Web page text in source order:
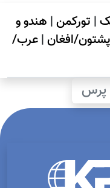
| تورکمن| هندو و
پشتون/افغان|عرب/
پرس